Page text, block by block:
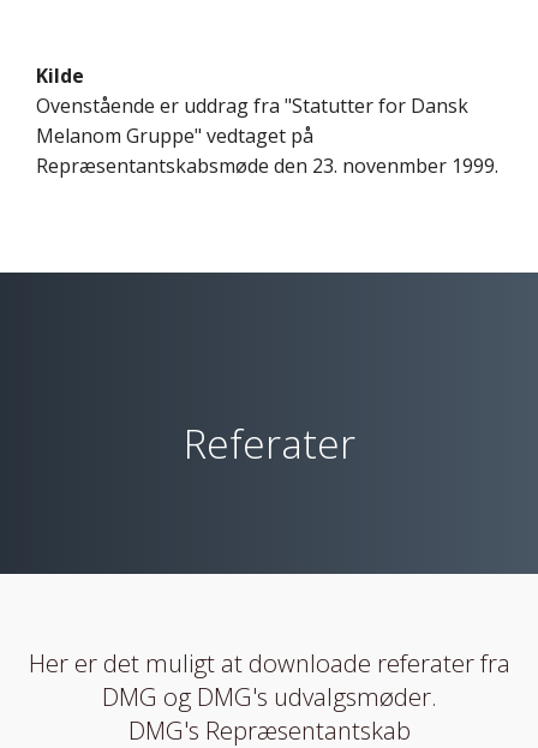
Kilde
Ovenstående er uddrag fra "Statutter for Dansk
Melanom Gruppe" vedtaget på
Repræsentantskabsmøde den 23. novenmber 1999.
Referater
Her er det muligt at downloade referater fra
DMG og DMG's udvalgsmøder.
DMG's Repræsentantskab